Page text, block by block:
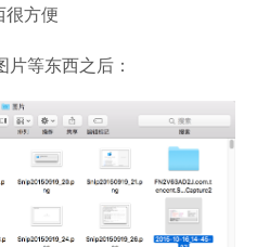
很方便
等东西之后：